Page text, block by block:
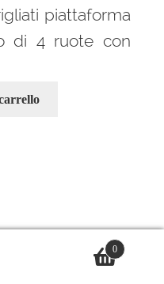
piattaforma
di 4 ruote con
0